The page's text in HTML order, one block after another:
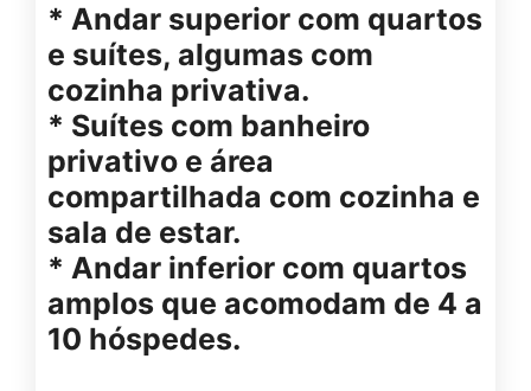
* Andar superior com quartos
e suítes, algumas com
cozinha privativa.
* Suítes com banheiro
privativo e área
compartilhada com cozinha e
sala de estar.
* Andar inferior com quartos
amplos que acomodam de 4 a
10 hóspedes.